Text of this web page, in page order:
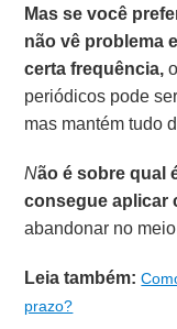
Masse você
não vê problema
certa frequência,
periódicos pode
mas mantém tudo
Não é sobre qual
consegue aplicar
abandonar no
Leia também:
prazo?